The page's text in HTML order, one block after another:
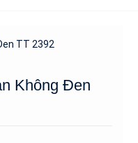
Không Đen